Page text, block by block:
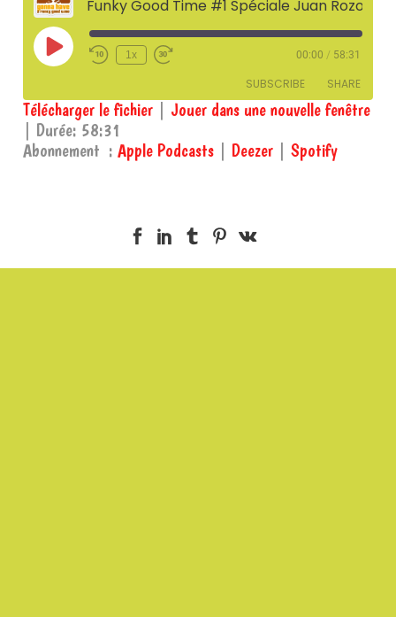
Play
Episode
1x 00:00 / 58:31
SUBSCRIBE SHARE
Apple Podcasts
SHARE
Télécharger le fichier
Jouer dans une nouvelle fenêtre
Durée: 58:31
Abonnement : Apple Podcasts Deezer Spotify